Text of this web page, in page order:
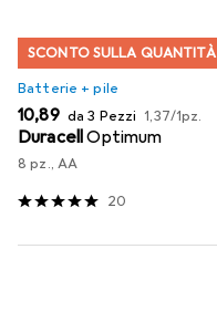
SCONTO SULLA QUANTITÀ
Batterie + pile
EUR
10,89 da 3 Pezzi EUR
1,37/1pz.
DuracellOptimum
8 pz., AA
20